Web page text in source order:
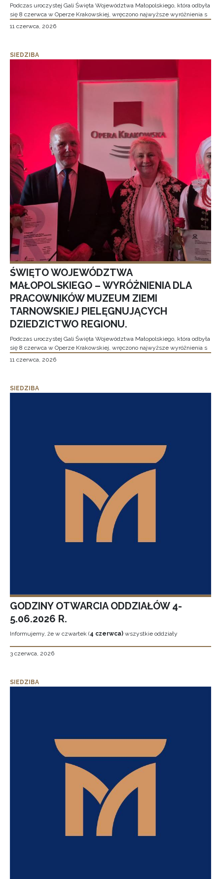
Podczas uroczystej Gali Święta Województwa Małopolskiego, która odbyła
się 8 czerwca w Operze Krakowskiej, wręczono najwyższe wyróżnienia s
11 czerwca, 2026
SIEDZIBA
ŚWIĘTO WOJEWÓDZTWA
MAŁOPOLSKIEGO – WYRÓŻNIENIA DLA
PRACOWNIKÓW MUZEUM ZIEMI
TARNOWSKIEJ PIELĘGNUJĄCYCH
DZIEDZICTWO REGIONU.
Podczas uroczystej Gali Święta Województwa Małopolskiego, która odbyła
się 8 czerwca w Operze Krakowskiej, wręczono najwyższe wyróżnienia s
11 czerwca, 2026
SIEDZIBA
GODZINY OTWARCIA ODDZIAŁÓW 4-
5.06.2026 R.
Informujemy, że w czwartek (4 czerwca) wszystkie oddziały
3 czerwca, 2026
SIEDZIBA